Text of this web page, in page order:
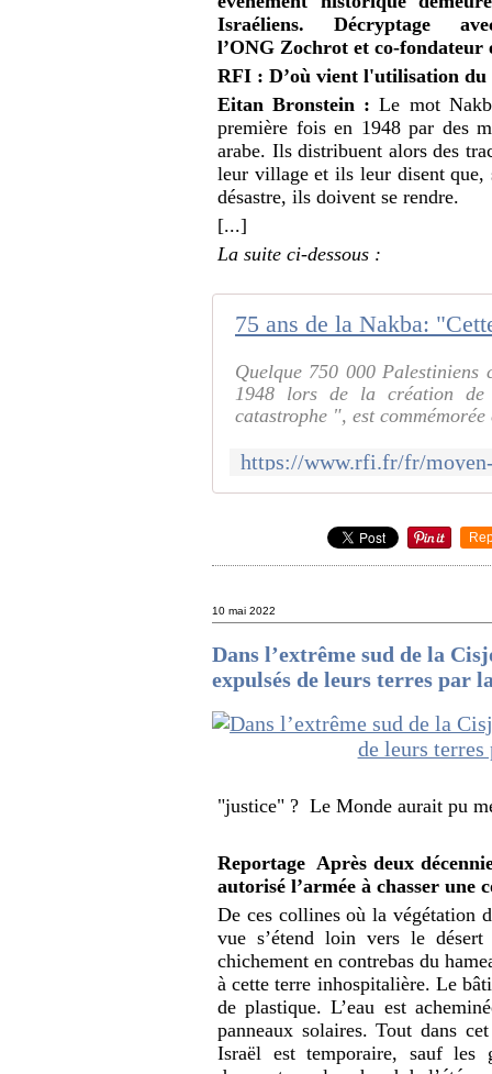
Israéliens. Décryptage
l’ONG Zochrot et co-fondateur
RFI : D’où vient l'utilisation
Eitan Bronstein : Le mot
première fois en 1948 par des
arabe. Ils distribuent alors des
leur village et ils leur disent que,
désastre, ils doivent se rendre.
[...]
La suite ci-dessous :
Quelque 750 000 Palestiniens
1948 lors de la création
catastrophe ", est
10 mai 2022
Dans l’extrême sud de la
expulsés de leurs terres par
"justice" ? Le Monde aurait pu
Reportage Après deux
autorisé l’armée à chasser une
De ces collines où la végétation
vue s’étend loin vers le
chichement en contrebas du
à cette terre inhospitalière. Le
de plastique. L’eau est
panneaux solaires. Tout dans
Israël est temporaire, sauf les